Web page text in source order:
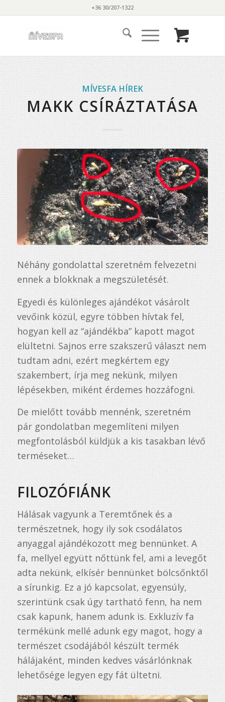
+36 30/207-1322
MÍVESFA HÍREK
MAKK CSÍRÁZTATÁSA
Néhány gondolattal szeretném felvezetni
ennek a blokknak a megszületését.
Egyedi és különleges ajándékot vásárolt
vevőink közül, egyre többen hívtak fel,
hogyan kell az “ajándékba” kapott magot
elültetni. Sajnos erre szakszerű választ nem
tudtam adni, ezért megkértem egy
szakembert, írja meg nekünk, milyen
lépésekben, miként érdemes hozzáfogni.
De mielőtt tovább mennénk, szeretném
pár gondolatban megemlíteni milyen
megfontolásból küldjük a kis tasakban lévő
terméseket…
FILOZÓFIÁNK
Hálásak vagyunk a Teremtőnek és a
természetnek, hogy ily sok csodálatos
anyaggal ajándékozott meg bennünket. A
fa, mellyel együtt nőttünk fel, ami a levegőt
adta nekünk, elkísér bennünket bölcsőnktől
a sírunkig. Ez a jó kapcsolat, egyensúly,
szerintünk csak úgy tartható fenn, ha nem
csak kapunk, hanem adunk is. Exkluzív fa
termékünk mellé adunk egy magot, hogy a
természet csodájából készült termék
hálájaként, minden kedves vásárlónknak
lehetősége legyen egy fát ültetni.